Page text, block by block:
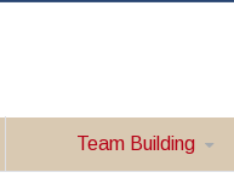
Team Building